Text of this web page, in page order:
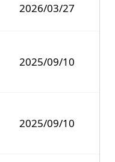
2026/03/27
2025/09/10
2025/09/10